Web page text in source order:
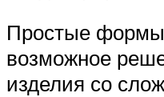
Простые
возможное
изделия со